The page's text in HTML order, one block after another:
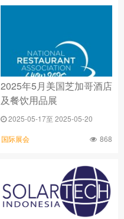
2025年5月美国芝加哥酒店
及餐饮用品展
2025-05-17至 2025-05-20
国际展会 868